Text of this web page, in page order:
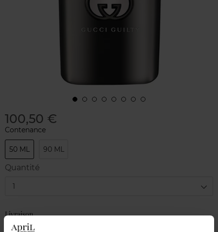
100,50 €
Contenance
50 ML 90 ML
Quantité
1
Livraison
En stock